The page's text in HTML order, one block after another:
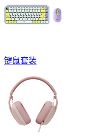
键鼠套装